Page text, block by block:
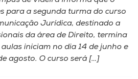
para a segunda turma do curso
Jurídica, destinado a
da área de Direito, termina
iniciam no dia 14 de junho e
agosto. O curso será […]